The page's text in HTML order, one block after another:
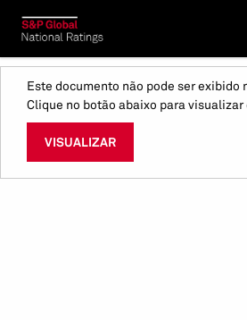
Este documento não pode ser exibido
Clique no botão abaixo para visualizar
VISUALIZAR